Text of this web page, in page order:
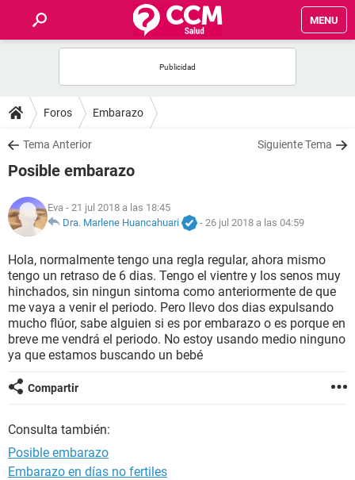
MENU
FOROS
SALUD
NUTRICIÓN
BIENESTAR
SEXUALIDAD
GLOSARIO
Foros Embarazo
Tema Anterior Siguiente Tema
Posible embarazo
Eva - 21 jul 2018 a las 18:45
Dra. Marlene Huancahuari
- 26 jul 2018 a las 04:59
Hola, normalmente tengo una regla regular, ahora mismo
tengo un retraso de 6 dias. Tengo el vientre y los senos muy
hinchados, sin ningun sintoma como anteriormente de que
me vaya a venir el periodo. Pero llevo dos dias expulsando
mucho flúor, sabe alguien si es por embarazo o es porque en
breve me vendrá el periodo. No estoy usando medio ninguno
ya que estamos buscando un bebé
Compartir
Consulta también:
Posible embarazo
Embarazo en días no fertiles